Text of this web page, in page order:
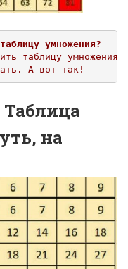
умножения?
таблицу
А вот так!
на